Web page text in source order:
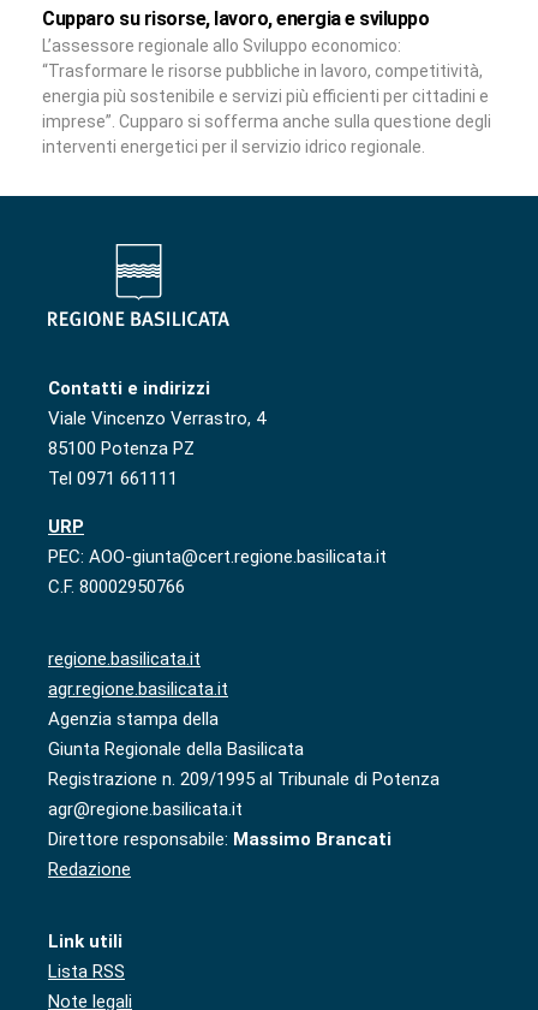
Cupparo su risorse, lavoro, energia e sviluppo
L’assessore regionale allo Sviluppo economico:
“Trasformare le risorse pubbliche in lavoro, competitività,
energia più sostenibile e servizi più efficienti per cittadini e
imprese”. Cupparo si sofferma anche sulla questione degli
interventi energetici per il servizio idrico regionale.
Contatti e indirizzi
Viale Vincenzo Verrastro, 4
85100 Potenza PZ
Tel 0971 661111
URP
PEC: AOO-giunta@cert.regione.basilicata.it
C.F. 80002950766
regione.basilicata.it
agr.regione.basilicata.it
Agenzia stampa della
Giunta Regionale della Basilicata
Registrazione n. 209/1995 al Tribunale di Potenza
agr@regione.basilicata.it
Direttore responsabile: Massimo Brancati
Redazione
Link utili
Lista RSS
Note legali